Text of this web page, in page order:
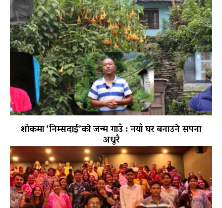
शोकमा ‘निम्सदाई’को जन्म गाउँ : नयाँ घर बनाउने सपना
अधुरै